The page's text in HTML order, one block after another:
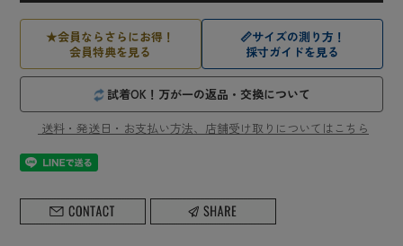
★会員ならさらにお得！
会員特典を見る
📏サイズの測り方！
採寸ガイドを見る
試着OK！万が一の返品・交換について
送料・発送日・お支払い方法、店舗受け取りについてはこちら